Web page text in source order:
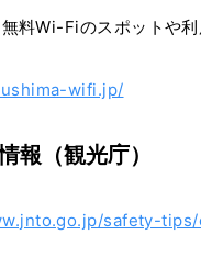
料Wi-Fiのスポットや利
wifi.jp/
報（観光庁）
safety-